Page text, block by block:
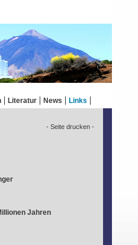
Literatur News Links
- Seite drucken -
Jahren